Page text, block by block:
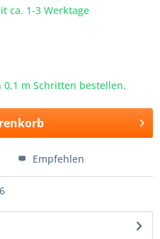
ca. 1-3 Werktage
0,1 m Schritten bestellen.
Empfehlen